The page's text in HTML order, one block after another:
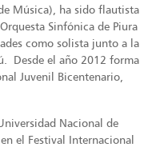
Música), ha sido flautista
Sinfónica de Piura
como solista junto a la
Desde el año 2012 forma
Juvenil Bicentenario,
Nacional de
el Festival Internacional